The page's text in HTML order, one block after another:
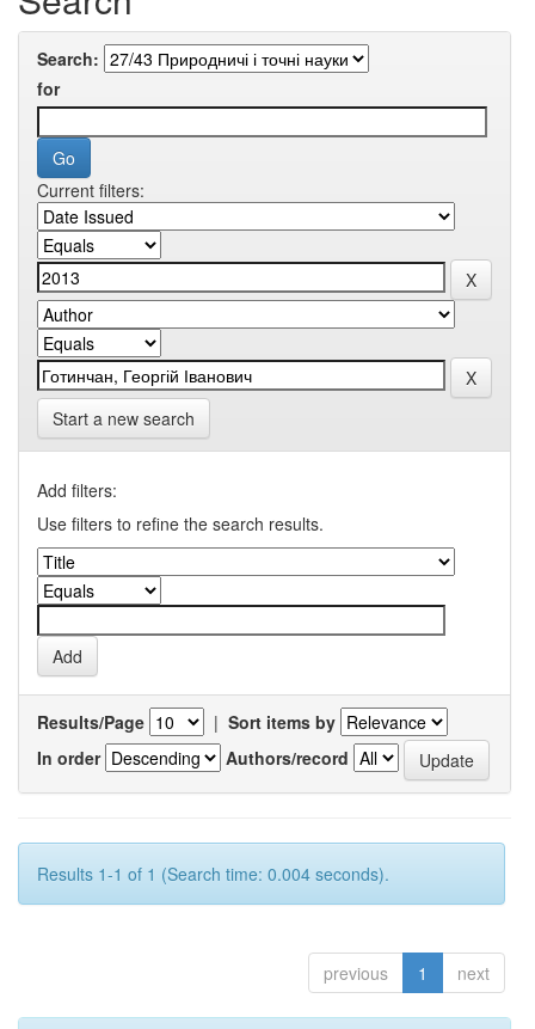
Search:
for
Current filters:
Start a new search
Add filters:
Use filters to refine the search results.
Results/Page | Sort items by
In order
Authors/record
Results 1-1 of 1 (Search time: 0.004 seconds).
previous 1 next